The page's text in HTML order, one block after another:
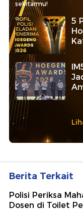
sekitarmu!
5
Berita Terkait
Polisi Periksa
Dosen di Toilet